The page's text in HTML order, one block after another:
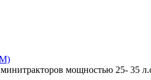
мощностью 25- 35